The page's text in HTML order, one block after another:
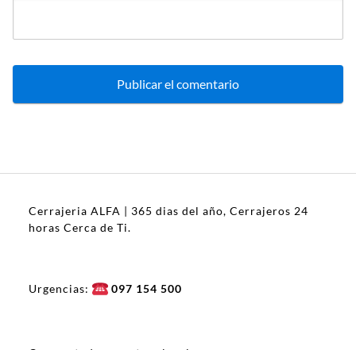
Cerrajeria ALFA | 365 dias del año, Cerrajeros 24
horas Cerca de Ti.
Urgencias: 097 154 500